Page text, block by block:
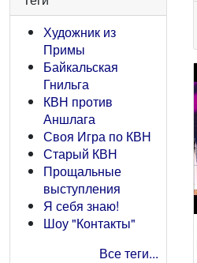
Художник из
Примы
Байкальская
Гнильга
КВН против
Аншлага
Своя Игра по КВН
Старый КВН
Прощальные
выступления
Я себя знаю!
Шоу "Контакты"
Все теги...